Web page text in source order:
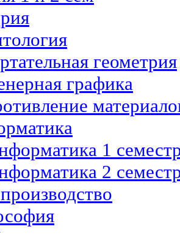
геометрия
графика
1
2